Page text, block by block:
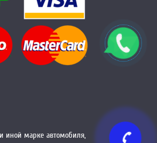
иной марке автомобиля,